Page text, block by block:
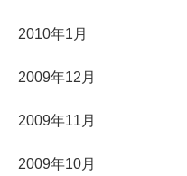
2010年1月
2009年12月
2009年11月
2009年10月